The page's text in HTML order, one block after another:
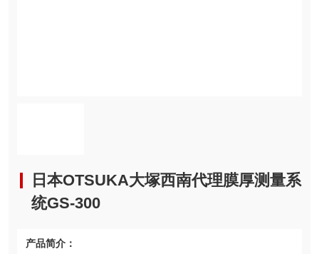
日本OTSUKA大塚西南代理膜厚测量系
统GS-300
产品简介：